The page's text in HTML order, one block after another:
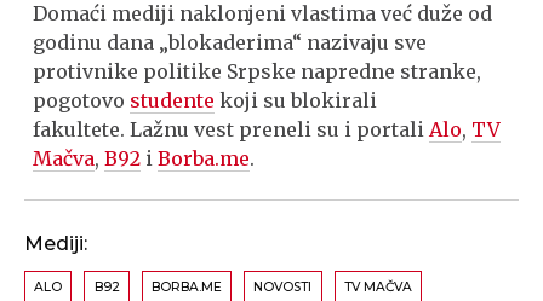
Domaći mediji naklonjeni vlastima već duže od
godinu dana „blokaderima“ nazivaju sve
protivnike politike Srpske napredne stranke,
pogotovo studente koji su blokirali
fakultete. Lažnu vest preneli su i portaliAlo, TV
Mačva,B92 iBorba.me.
Mediji:
ALO B92 BORBA.ME NOVOSTI TV MAČVA